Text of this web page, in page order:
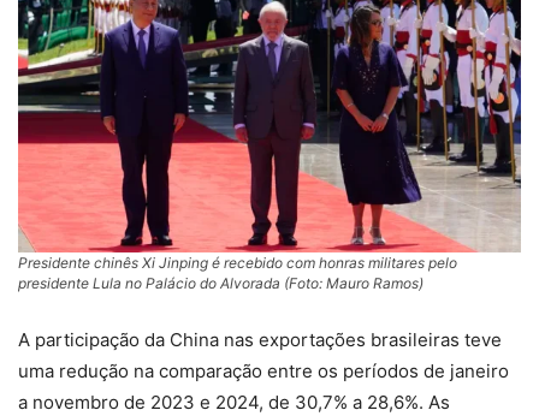
Presidente chinês Xi Jinping é recebido com honras militares pelo
presidente Lula no Palácio do Alvorada (Foto: Mauro Ramos)
A participação da China nas exportações brasileiras teve
uma redução na comparação entre os períodos de janeiro
a novembro de 2023 e 2024, de 30,7% a 28,6%. As